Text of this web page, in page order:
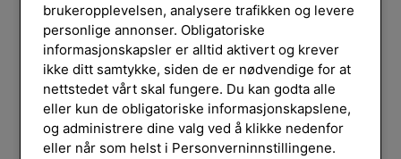
Produkt Kategori
Monitor, Lyd, Bilde & TV
Monitor & Skjerm (1)
Produsent
Alle produsenter
brukeropplevelsen, analysere trafikken og levere
personlige annonser. Obligatoriske
informasjonskapsler er alltid aktivert og krever
ikke ditt samtykke, siden de er nødvendige for at
nettstedet vårt skal fungere. Du kan godta alle
eller kun de obligatoriske informasjonskapslene,
og administrere dine valg ved å klikke nedenfor
eller når som helst i Personverninnstillingene.